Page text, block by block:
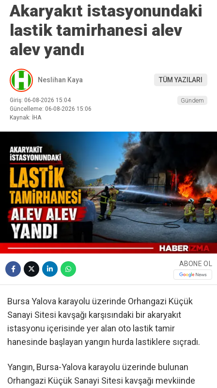
Akaryakıt istasyonundaki
lastik tamirhanesi alev
alev yandı
Neslihan Kaya TÜM YAZILARI
Giriş: 06-08-2026 15:04
Güncelleme: 06-08-2026 15:06
Kaynak: İHA
Gündem
ABONE OL
Bursa Yalova karayolu üzerinde Orhangazi Küçük
Sanayi Sitesi kavşağı karşısındaki bir akaryakıt
istasyonu içerisinde yer alan oto lastik tamir
hanesinde başlayan yangın hurda lastiklere sıçradı.
Yangın, Bursa-Yalova karayolu üzerinde bulunan
Orhangazi Küçük Sanayi Sitesi kavşağı mevkiinde